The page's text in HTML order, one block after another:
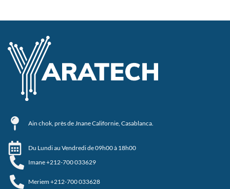
Ain chok, près de Jnane Californie, Casablanca.
Du Lundi au Vendredi de 09h00 à 18h00
Imane +212-700 033629
Meriem +212-700 033628